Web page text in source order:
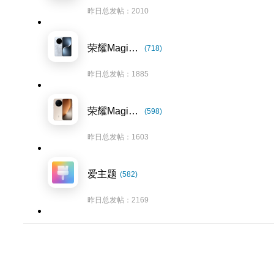
昨日总发帖：2010
荣耀Magic7系列 (718)
昨日总发帖：1885
荣耀Magic8系列 (598)
昨日总发帖：1603
爱主题 (582)
昨日总发帖：2169